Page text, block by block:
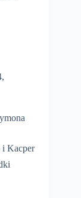
Kacper